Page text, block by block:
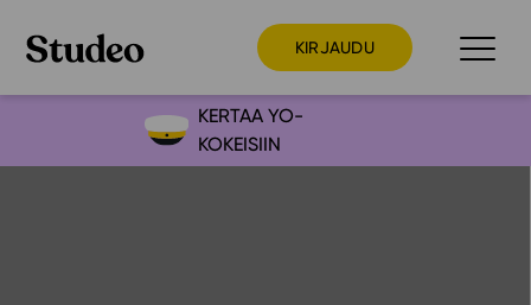
KIRJAUDU
Preppaaja
KERTAA YO-
KOKEISIIN